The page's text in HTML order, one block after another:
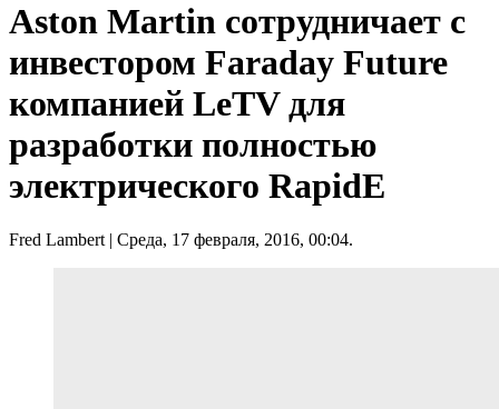
Aston Martin сотрудничает с
инвестором Faraday Future
компанией LeTV для
разработки полностью
электрического RapidE
Fred Lambert| Среда, 17 февраля, 2016, 00:04.